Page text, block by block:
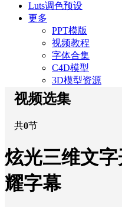
Luts调色预设
更多
PPT模版
视频教程
字体合集
C4D模型
3D模型资源
视频选集
共0节
炫光三维文
耀字幕